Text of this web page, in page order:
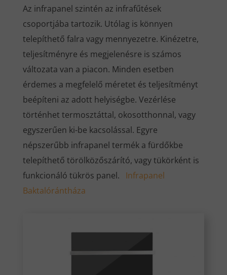
Az infrapanel szintén az infrafűtések
csoportjába tartozik. Utólag is könnyen
telepíthető falra vagy mennyezetre. Kinézetre,
teljesítményre és megjelenésre is számos
változata van a piacon. Minden esetben
érdemes a megfelelő méretet és teljesítményt
beépíteni az adott helyiségbe. Vezérlése
történhet termosztáttal, okosotthonnal, vagy
egyszerűen ki-be kacsolással. Egyre
népszerűbb infrapanel termék a fürdőkbe
telepíthető törölközőszárító, vagy tükörként is
funkcionáló tükrös panel. Infrapanel
Baktalórántháza